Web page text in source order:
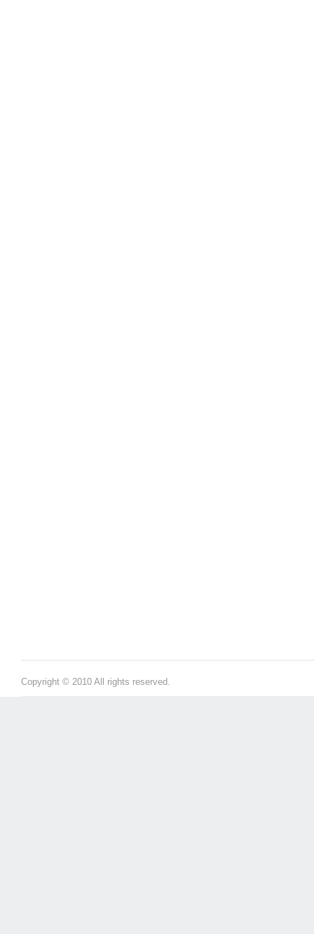
Copyright © 2010 All rights reserved.